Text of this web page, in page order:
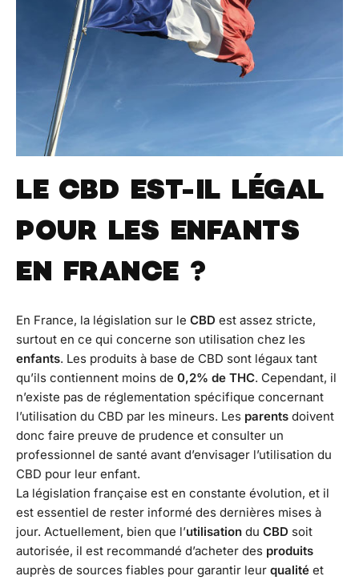
LE CBD EST-IL LÉGAL
POUR LES ENFANTS
EN FRANCE ?
En France, la législation sur le CBD est assez stricte,
surtout en ce qui concerne son utilisation chez les
enfants. Les produits à base de CBD sont légaux tant
qu’ils contiennent moins de 0,2% de THC. Cependant, il
n’existe pas de réglementation spécifique concernant
l’utilisation du CBD par les mineurs. Les parents doivent
donc faire preuve de prudence et consulter un
professionnel de santé avant d’envisager l’utilisation du
CBD pour leur enfant.
La législation française est en constante évolution, et il
est essentiel de rester informé des dernières mises à
jour. Actuellement, bien que l’utilisation du CBD soit
autorisée, il est recommandé d’acheter des produits
auprès de sources fiables pour garantir leur qualité et